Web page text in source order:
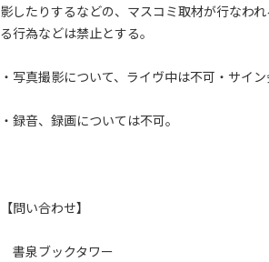
影したりするなどの、マスコミ取材が行なわ
る行為などは禁止とする。
・写真撮影について、ライヴ中は不可・サイン
・録音、録画については不可。
【問い合わせ】
書泉ブックタワー